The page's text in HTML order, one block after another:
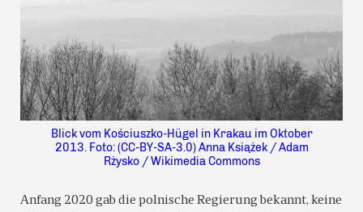
Blick vom Kościuszko-Hügel in Krakau im Oktober
2013. Foto: (CC-BY-SA-3.0) Anna Książek / Adam
Rżysko / Wikimedia Commons
Anfang 2020 gab die polnische Regierung bekannt, keine